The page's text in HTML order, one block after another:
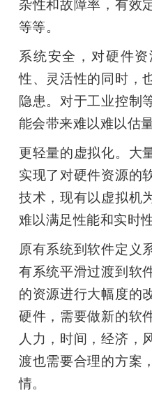
杂性和故障率，有效
等等。
系统安全，对硬件
性、灵活性的同时，
隐患。对于工业控制
能会带来难以难以估
更轻量的虚拟化。大
实现了对硬件资源的
技术，现有以虚拟机
难以满足性能和实时性
原有系统到软件定义
有系统平滑过渡到软
的资源进行大幅度的
硬件，需要做新的软
人力，时间，经济，
渡也需要合理的方案
情。